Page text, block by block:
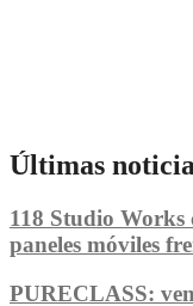
Últimas
118 Studio Works
paneles móviles
PURECLASS: